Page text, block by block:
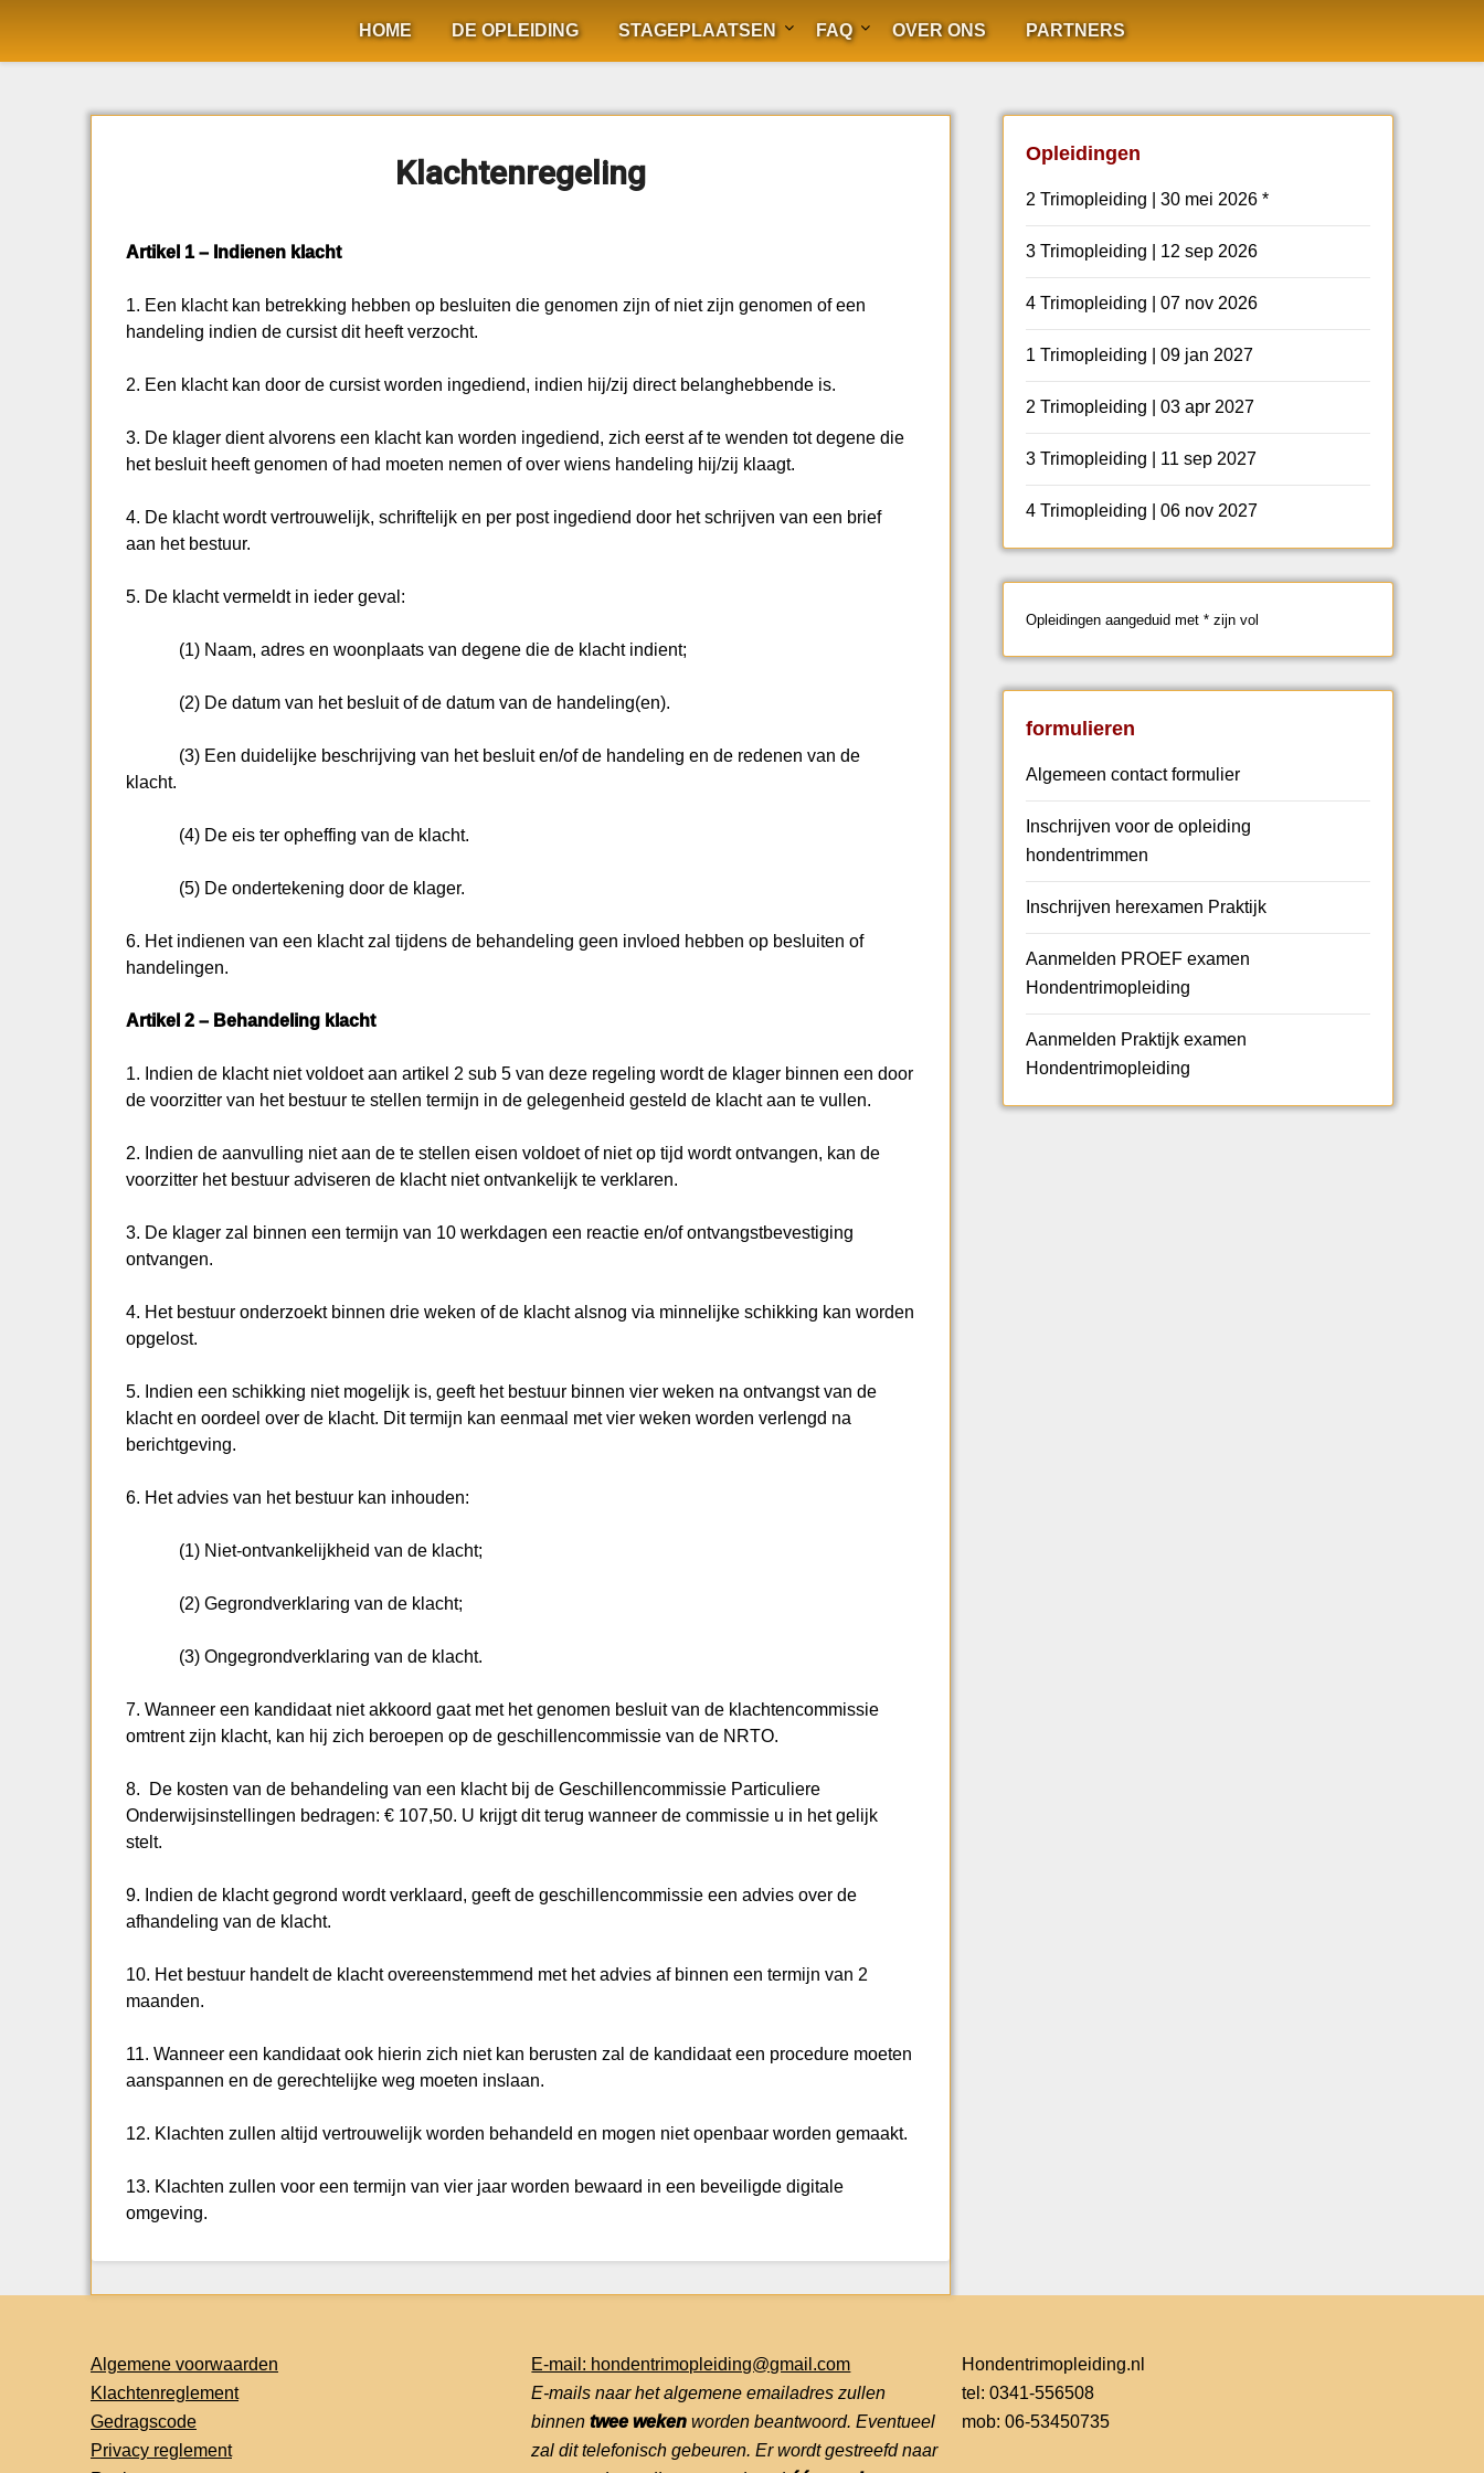
HOME DE OPLEIDING STAGEPLAATSEN FAQ OVER ONS PARTNERS
Klachtenregeling
Artikel 1 – Indienen klacht
1. Een klacht kan betrekking hebben op besluiten die genomen zijn of niet zijn genomen of een
handeling indien de cursist dit heeft verzocht.
2. Een klacht kan door de cursist worden ingediend, indien hij/zij direct belanghebbende is.
3. De klager dient alvorens een klacht kan worden ingediend, zich eerst af te wenden tot degene die
het besluit heeft genomen of had moeten nemen of over wiens handeling hij/zij klaagt.
4. De klacht wordt vertrouwelijk, schriftelijk en per post ingediend door het schrijven van een brief
aan het bestuur.
5. De klacht vermeldt in ieder geval:
(1) Naam, adres en woonplaats van degene die de klacht indient;
(2) De datum van het besluit of de datum van de handeling(en).
(3) Een duidelijke beschrijving van het besluit en/of de handeling en de redenen van de
klacht.
(4) De eis ter opheffing van de klacht.
(5) De ondertekening door de klager.
6. Het indienen van een klacht zal tijdens de behandeling geen invloed hebben op besluiten of
handelingen.
Artikel 2 – Behandeling klacht
1. Indien de klacht niet voldoet aan artikel 2 sub 5 van deze regeling wordt de klager binnen een door
de voorzitter van het bestuur te stellen termijn in de gelegenheid gesteld de klacht aan te vullen.
2. Indien de aanvulling niet aan de te stellen eisen voldoet of niet op tijd wordt ontvangen, kan de
voorzitter het bestuur adviseren de klacht niet ontvankelijk te verklaren.
3. De klager zal binnen een termijn van 10 werkdagen een reactie en/of ontvangstbevestiging
ontvangen.
4. Het bestuur onderzoekt binnen drie weken of de klacht alsnog via minnelijke schikking kan worden
opgelost.
5. Indien een schikking niet mogelijk is, geeft het bestuur binnen vier weken na ontvangst van de
klacht en oordeel over de klacht. Dit termijn kan eenmaal met vier weken worden verlengd na
berichtgeving.
6. Het advies van het bestuur kan inhouden:
(1) Niet-ontvankelijkheid van de klacht;
(2) Gegrondverklaring van de klacht;
(3) Ongegrondverklaring van de klacht.
7. Wanneer een kandidaat niet akkoord gaat met het genomen besluit van de klachtencommissie
omtrent zijn klacht, kan hij zich beroepen op de geschillencommissie van de NRTO.
8. De kosten van de behandeling van een klacht bij de Geschillencommissie Particuliere
Onderwijsinstellingen bedragen: € 107,50. U krijgt dit terug wanneer de commissie u in het gelijk
stelt.
9. Indien de klacht gegrond wordt verklaard, geeft de geschillencommissie een advies over de
afhandeling van de klacht.
10. Het bestuur handelt de klacht overeenstemmend met het advies af binnen een termijn van 2
maanden.
11. Wanneer een kandidaat ook hierin zich niet kan berusten zal de kandidaat een procedure moeten
aanspannen en de gerechtelijke weg moeten inslaan.
12. Klachten zullen altijd vertrouwelijk worden behandeld en mogen niet openbaar worden gemaakt.
13. Klachten zullen voor een termijn van vier jaar worden bewaard in een beveiligde digitale
omgeving.
Opleidingen
2 Trimopleiding | 30 mei 2026 *
3 Trimopleiding | 12 sep 2026
4 Trimopleiding | 07 nov 2026
1 Trimopleiding | 09 jan 2027
2 Trimopleiding | 03 apr 2027
3 Trimopleiding | 11 sep 2027
4 Trimopleiding | 06 nov 2027
Opleidingen aangeduid met * zijn vol
formulieren
Algemeen contact formulier
Inschrijven voor de opleiding
hondentrimmen
Inschrijven herexamen Praktijk
Aanmelden PROEF examen
Hondentrimopleiding
Aanmelden Praktijk examen
Hondentrimopleiding
Algemene voorwaarden
Klachtenreglement
Gedragscode
Privacy reglement
E-mail: hondentrimopleiding@gmail.com
E-mails naar het algemene emailadres zullen
binnentwee weken worden beantwoord. Eventueel
zal dit telefonisch gebeuren. Er wordt gestreefd naar
Hondentrimopleiding.nl
tel: 0341-556508
mob: 06-53450735